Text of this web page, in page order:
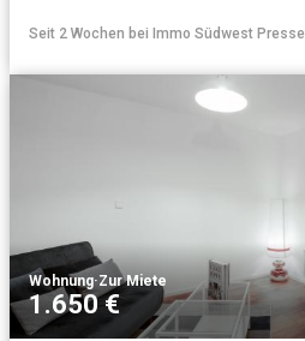
Seit 2 Wochen bei Immo Südwest Presse
Wohnung·Zur Miete
1.650 €